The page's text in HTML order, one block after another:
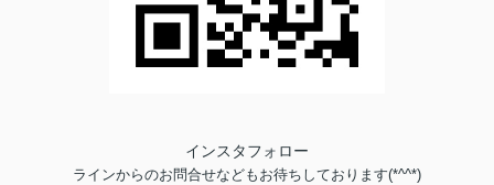
インスタフォロー
ラインからのお問合せなどもお待ちしております(*^^*)